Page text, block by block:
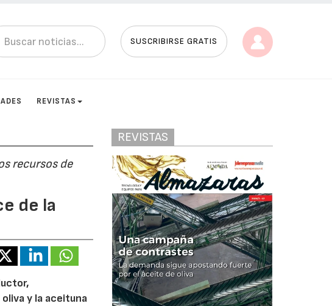
SUSCRIBIRSE GRATIS
REVISTAS
recursos de
de la
y la aceituna
REVISTAS